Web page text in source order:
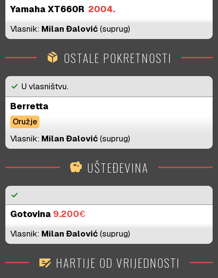
Yamaha XT660R 2004.
Vlasnik: Milan Đalović (suprug)
package_2 OSTALE POKRETNOSTI
check U vlasništvu.
Berretta
Oružje
Vlasnik: Milan Đalović (suprug)
savings UŠTEĐEVINA
check
Gotovina 9.200€
Vlasnik: Milan Đalović (suprug)
checkbook HARTIJE OD VRIJEDNOSTI